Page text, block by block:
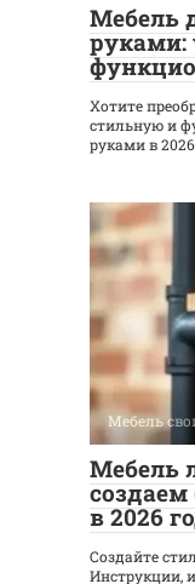
Мебель
руками:
Хотите
стильную и
руками в
Мебель
Мебель
в 2026
Создайте
Инструкции,